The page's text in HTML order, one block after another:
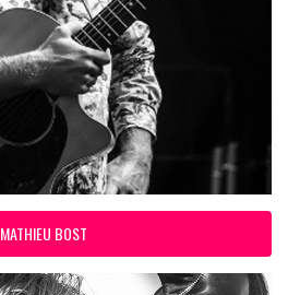
MATHIEU BOST